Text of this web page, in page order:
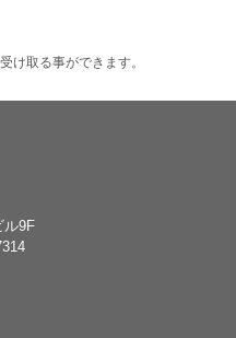
け取る事ができます。
ル9F